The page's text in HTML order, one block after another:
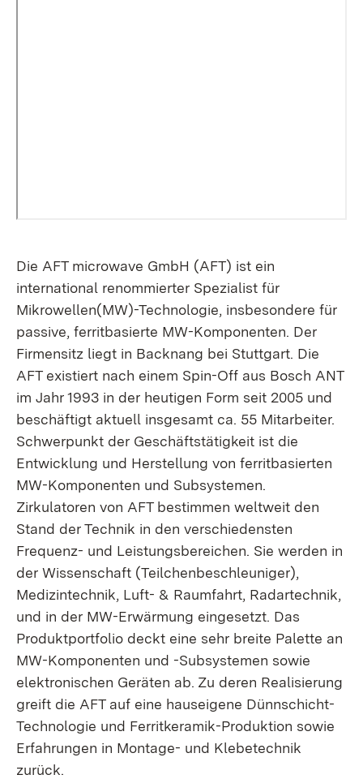
Die AFT microwave GmbH (AFT) ist ein
international renommierter Spezialist für
Mikrowellen(MW)-Technologie, insbesondere für
passive, ferritbasierte MW-Komponenten. Der
Firmensitz liegt in Backnang bei Stuttgart. Die
AFT existiert nach einem Spin-Off aus Bosch ANT
im Jahr 1993 in der heutigen Form seit 2005 und
beschäftigt aktuell insgesamt ca. 55 Mitarbeiter.
Schwerpunkt der Geschäftstätigkeit ist die
Entwicklung und Herstellung von ferritbasierten
MW-Komponenten und Subsystemen.
Zirkulatoren von AFT bestimmen weltweit den
Stand der Technik in den verschiedensten
Frequenz- und Leistungsbereichen. Sie werden in
der Wissenschaft (Teilchenbeschleuniger),
Medizintechnik, Luft- & Raumfahrt, Radartechnik,
und in der MW-Erwärmung eingesetzt. Das
Produktportfolio deckt eine sehr breite Palette an
MW-Komponenten und -Subsystemen sowie
elektronischen Geräten ab. Zu deren Realisierung
greift die AFT auf eine hauseigene Dünnschicht-
Technologie und Ferritkeramik-Produktion sowie
Erfahrungen in Montage- und Klebetechnik
zurück.